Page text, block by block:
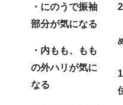
・にのうで振袖
部分が気になる
・内もも、もも
の外ハリが気に
なる
2